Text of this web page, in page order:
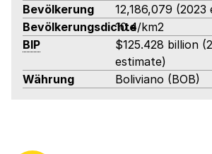
Bevölkerung
12,186,079 (2023
Bevölkerungsdichte10.4/km2
BIP
$125.428 billion
estimate)
Währung
Boliviano (BOB)